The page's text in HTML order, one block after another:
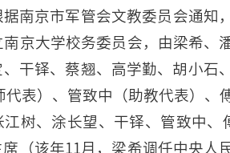
据南京市军管会文教委员会通
南京大学校务委员会，由梁希、
干铎、蔡翘、高学勤、胡小石
代表）、管致中（助教代表）、
江树、涂长望、干铎、管致中
（该年11月，梁希调任中央人